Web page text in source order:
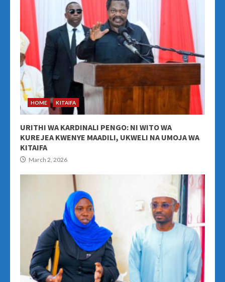
HOME KITAIFA
URITHI WA KARDINALI PENGO: NI WITO WA
KUREJEA KWENYE MAADILI, UKWELI NA UMOJA WA
KITAIFA
March 2, 2026